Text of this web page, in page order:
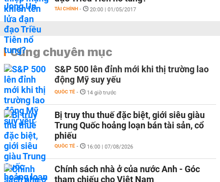
TÀI CHÍNH - 20:00 | 01/05/2017
Cùng chuyên mục
S&P 500 lên đỉnh mới khi thị trường lao
động Mỹ suy yếu
QUỐC TẾ - 14 giờ trước
Bị truy thu thuế đặc biệt, giới siêu giàu
Trung Quốc hoảng loạn bán tài sản, cổ
phiếu
QUỐC TẾ - 16:00 | 07/08/2026
Chính sách nhà ở của nước Anh - Góc
tham chiếu cho Việt Nam